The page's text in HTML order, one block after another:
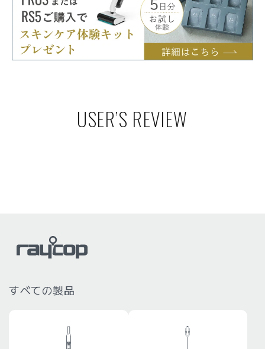
USER’S REVIEW
すべての製品